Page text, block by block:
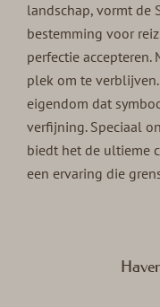
landschap, vormt de
bestemming voor
perfectie accepteren.
plek om te
eigendom dat
verfijning. Speciaal
biedt het de ultieme
een ervaring die